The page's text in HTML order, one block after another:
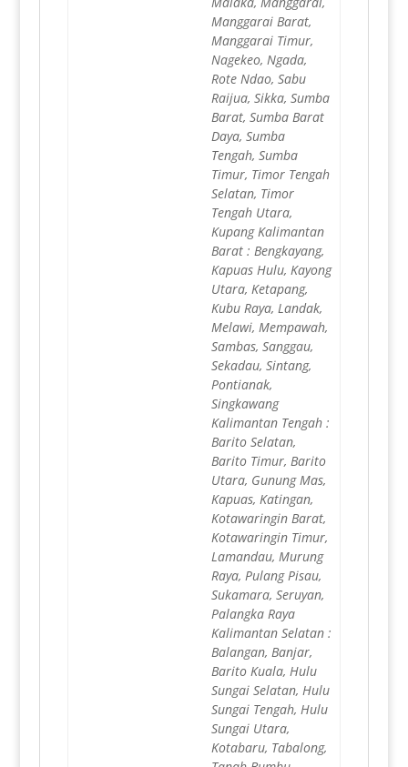
Manggarai Barat,
Manggarai Timur,
Nagekeo, Ngada,
Rote Ndao, Sabu
Raijua, Sikka, Sumba
Barat, Sumba Barat
Daya, Sumba
Tengah, Sumba
Timur, Timor Tengah
Selatan, Timor
Tengah Utara,
Kupang Kalimantan
Barat : Bengkayang,
Kapuas Hulu, Kayong
Utara, Ketapang,
Kubu Raya, Landak,
Melawi, Mempawah,
Sambas, Sanggau,
Sekadau, Sintang,
Pontianak,
Singkawang
Kalimantan Tengah :
Barito Selatan,
Barito Timur, Barito
Utara, Gunung Mas,
Kapuas, Katingan,
Kotawaringin Barat,
Kotawaringin Timur,
Lamandau, Murung
Raya, Pulang Pisau,
Sukamara, Seruyan,
Palangka Raya
Kalimantan Selatan :
Balangan, Banjar,
Barito Kuala, Hulu
Sungai Selatan, Hulu
Sungai Tengah, Hulu
Sungai Utara,
Kotabaru, Tabalong,